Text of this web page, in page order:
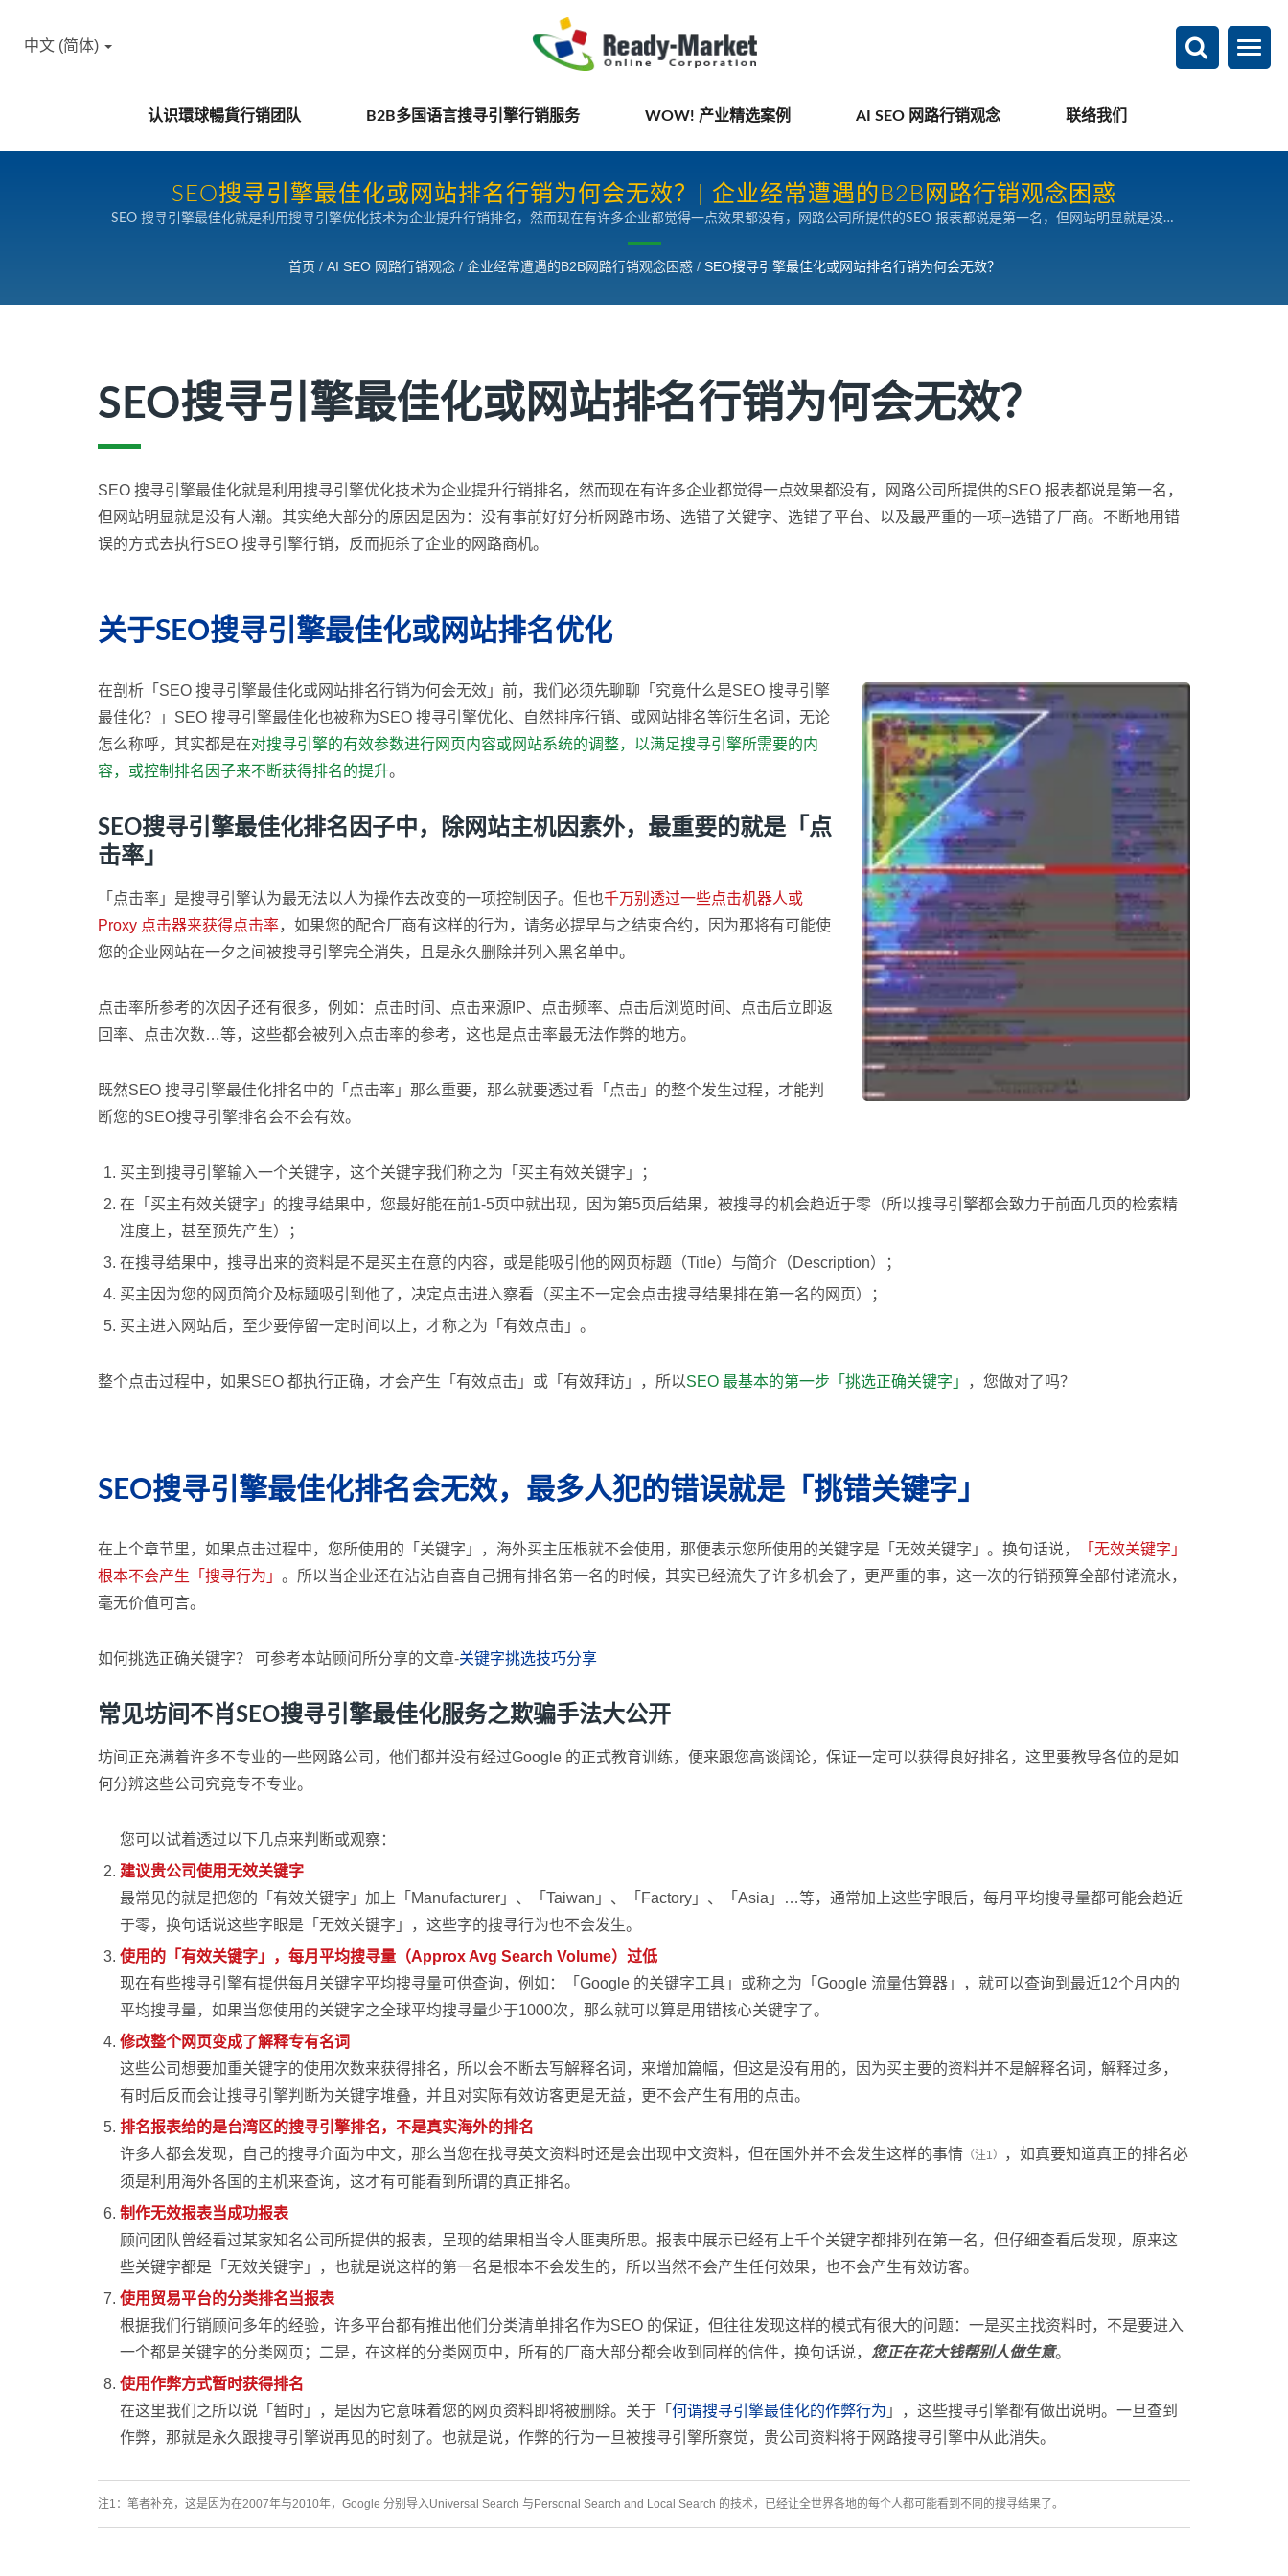
认识環球暢貨行销团队 B2B多国语言搜寻引擎行销服务 WOW! 产业精选案例 AI SEO 网路行销观念 联络我们
中文 (简体)
SEO搜寻引擎最佳化或网站排名行销为何会无效？| 企业经常遭遇的B2B网路行销观念困惑
SEO 搜寻引擎最佳化就是利用搜寻引擎优化技术为企业提升行销排名，然而现在有许多企业都觉得一点效果都没有，网路公司所提供的SEO 报表都说是第一名，但网站明显就是没有
扼杀了企业的网路商机。
首页 / AI SEO 网路行销观念 / 企业经常遭遇的B2B网路行销观念困惑 / SEO搜寻引擎最佳化或网站排名行销为何会无效？
SEO搜寻引擎最佳化或网站排名行销为何会无效？
SEO 搜寻引擎最佳化就是利用搜寻引擎优化技术为企业提升行销排名，然而现在有许多企业都觉得一点效果都没有，网路公司所提供的SEO 报表都说是第一名，
但网站明显就是没有人潮。其实绝大部分的原因是因为：没有事前好好分析网路市场、选错了关键字、选错了平台、以及最严重的一项–选错了厂商。不断地用错
误的方式去执行SEO 搜寻引擎行销，反而扼杀了企业的网路商机。
关于SEO搜寻引擎最佳化或网站排名优化
在剖析「SEO 搜寻引擎最佳化或网站排名行销为何会无效」前，我们必须先聊聊「究竟什么是SEO 搜寻引擎
最佳化？」SEO 搜寻引擎最佳化也被称为SEO 搜寻引擎优化、自然排序行销、或网站排名等衍生名词，无论
怎么称呼，其实都是在对搜寻引擎的有效参数进行网页内容或网站系统的调整，以满足搜寻引擎所需要的内
容，或控制排名因子来不断获得排名的提升。
SEO搜寻引擎最佳化排名因子中，除网站主机因素外，最重要的就是「点
击率」
「点击率」是搜寻引擎认为最无法以人为操作去改变的一项控制因子。但也千万别透过一些点击机器人或
Proxy 点击器来获得点击率，如果您的配合厂商有这样的行为，请务必提早与之结束合约，因为那将有可能使
您的企业网站在一夕之间被搜寻引擎完全消失，且是永久删除并列入黑名单中。
点击率所参考的次因子还有很多，例如：点击时间、点击来源IP、点击频率、点击后浏览时间、点击后立即返
回率、点击次数…等，这些都会被列入点击率的参考，这也是点击率最无法作弊的地方。
既然SEO 搜寻引擎最佳化排名中的「点击率」那么重要，那么就要透过看「点击」的整个发生过程，才能判
断您的SEO搜寻引擎排名会不会有效。
买主到搜寻引擎输入一个关键字，这个关键字我们称之为「买主有效关键字」；
在「买主有效关键字」的搜寻结果中，您最好能在前1-5页中就出现，因为第5页后结果，被搜寻的机会趋近于零（所以搜寻引擎都会致力于前面几页的检索精
准度上，甚至预先产生）；
在搜寻结果中，搜寻出来的资料是不是买主在意的内容，或是能吸引他的网页标题（Title）与简介（Description）；
买主因为您的网页简介及标题吸引到他了，决定点击进入察看（买主不一定会点击搜寻结果排在第一名的网页）；
买主进入网站后，至少要停留一定时间以上，才称之为「有效点击」。
整个点击过程中，如果SEO 都执行正确，才会产生「有效点击」或「有效拜访」，所以SEO 最基本的第一步「挑选正确关键字」 ，您做对了吗？
SEO搜寻引擎最佳化排名会无效，最多人犯的错误就是「挑错关键字」
在上个章节里，如果点击过程中，您所使用的「关键字」，海外买主压根就不会使用，那便表示您所使用的关键字是「无效关键字」。换句话说，
「无效关键字」
根本不会产生「搜寻行为」 。所以当企业还在沾沾自喜自己拥有排名第一名的时候，其实已经流失了许多机会了，更严重的事，这一次的行销预算全部付诸流水，
毫无价值可言。
如何挑选正确关键字？ 可参考本站顾问所分享的文章-关键字挑选技巧分享
常见坊间不肖SEO搜寻引擎最佳化服务之欺骗手法大公开
坊间正充满着许多不专业的一些网路公司，他们都并没有经过Google 的正式教育训练，便来跟您高谈阔论，保证一定可以获得良好排名，这里要教导各位的是如
何分辨这些公司究竟专不专业。
您可以试着透过以下几点来判断或观察：
建议贵公司使用无效关键字
最常见的就是把您的「有效关键字」加上「Manufacturer」、「Taiwan」、「Factory」、「Asia」…等，通常加上这些字眼后，每月平均搜寻量都可能会趋近
于零，换句话说这些字眼是「无效关键字」，这些字的搜寻行为也不会发生。
使用的「有效关键字」，每月平均搜寻量（Approx Avg Search Volume）过低
现在有些搜寻引擎有提供每月关键字平均搜寻量可供查询，例如：「Google 的关键字工具」或称之为「Google 流量估算器」，就可以查询到最近12个月内的
平均搜寻量，如果当您使用的关键字之全球平均搜寻量少于1000次，那么就可以算是用错核心关键字了。
修改整个网页变成了解释专有名词
这些公司想要加重关键字的使用次数来获得排名，所以会不断去写解释名词，来增加篇幅，但这是没有用的，因为买主要的资料并不是解释名词，解释过多，
有时后反而会让搜寻引擎判断为关键字堆叠，并且对实际有效访客更是无益，更不会产生有用的点击。
排名报表给的是台湾区的搜寻引擎排名，不是真实海外的排名
许多人都会发现，自己的搜寻介面为中文，那么当您在找寻英文资料时还是会出现中文资料，但在国外并不会发生这样的事情 （注1）
，如真要知道真正的排名必
须是利用海外各国的主机来查询，这才有可能看到所谓的真正排名。
制作无效报表当成功报表
顾问团队曾经看过某家知名公司所提供的报表，呈现的结果相当令人匪夷所思。报表中展示已经有上千个关键字都排列在第一名，但仔细查看后发现，原来这
些关键字都是「无效关键字」，也就是说这样的第一名是根本不会发生的，所以当然不会产生任何效果，也不会产生有效访客。
使用贸易平台的分类排名当报表
根据我们行销顾问多年的经验，许多平台都有推出他们分类清单排名作为SEO 的保证，但往往发现这样的模式有很大的问题：一是买主找资料时，不是要进入
一个都是关键字的分类网页；二是，在这样的分类网页中，所有的厂商大部分都会收到同样的信件，换句话说， 您正在花大钱帮别人做生意。
使用作弊方式暂时获得排名
在这里我们之所以说「暂时」，是因为它意味着您的网页资料即将被删除。关于「 何谓搜寻引擎最佳化的作弊行为 」，这些搜寻引擎都有做出说明。一旦查到
作弊，那就是永久跟搜寻引擎说再见的时刻了。也就是说，作弊的行为一旦被搜寻引擎所察觉，贵公司资料将于网路搜寻引擎中从此消失。
注1：笔者补充，这是因为在2007年与2010年，Google 分别导入Universal Search 与Personal Search and Local Search 的技术，已经让全世界各地的每个人都可能看到不同的搜寻结果了。